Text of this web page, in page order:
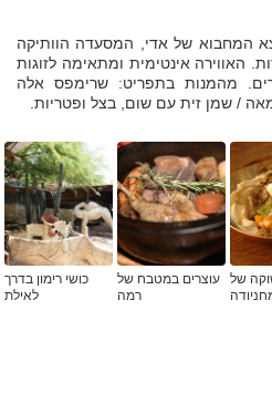
המחבוא של אדי, המסעדה הוותיקה
האווירה אינטימית ומתאימה לזוגות
מהמנות בתפריט: שרימפס אלה
/ שמן זית עם שום, בצל ופטריות.
של
עוצרים במטבח של
רמה
כושי רימון בדרך
לאילת